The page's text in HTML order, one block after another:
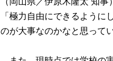
「極力自由にできるよう
のが大事なのかなと思って